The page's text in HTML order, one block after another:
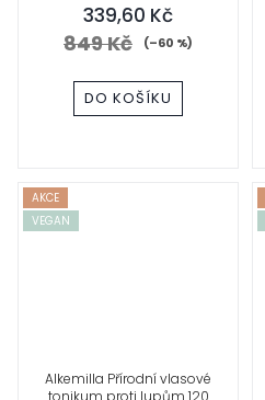
339,60 Kč
849 Kč (–60 %)
DO KOŠÍKU
AKCE
VEGAN
Alkemilla Přírodní vlasové